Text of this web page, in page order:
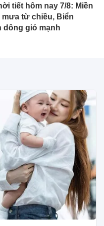
tiết hôm nay 7/8: Miền
mưa từ chiều, Biển
dông gió mạnh